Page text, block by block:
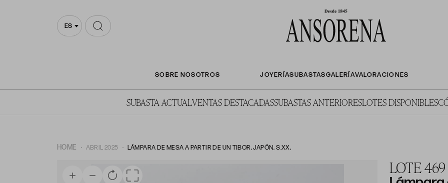
ES
SOBRE NOSOTROS JOYERÍASUBASTASGALERÍAVALORACIONES
SUBASTA ACTUALVENTAS DESTACADASSUBASTAS ANTERIORESLOTES DISPONIBLES
HOME ABRIL 2025 LÁMPARA DE MESA A PARTIR DE UN TIBOR, JAPÓN, S.XX,
LOTE 469